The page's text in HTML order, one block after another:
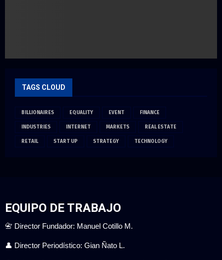
TAGS CLOUD
BILLIONAIRES EQUALITY EVENT FINANCE
INDUSTRIES INTERNET MARKETS REAL ESTATE
RETAIL START UP STRATEGY TECHNOLOGY
EQUIPO DE TRABAJO
📇 Director Fundador: Manuel Cotillo M.
👤 Director Periodístico: Gian Ñato L.